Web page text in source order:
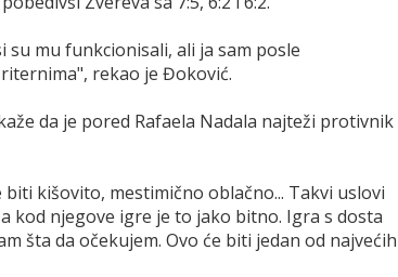
mu funkcionisali, ali ja sam posle
rekao je Đoković.
da je pored Rafaela Nadala najteži protivnik
kišovito, mestimično oblačno... Takvi uslovi
kod njegove igre je to jako bitno. Igra s dosta
šta da očekujem. Ovo će biti jedan od najvećih